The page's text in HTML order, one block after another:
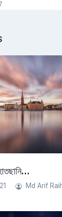
Md Arif